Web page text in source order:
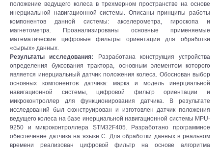
положение ведущего колеса в трехмерном пространстве на основе
инерциальной навигационной системы. Описаны принципы работы
компонентов данной системы: акселерометра, гироскопа и
магнетометра. Проанализированы основные применяемые
математические цифровые фильтры ориентации для обработки
«сырых» данных.
Результаты исследования: Разработана конструкция устройства
определения буксования трактора, основным элементом которого
является инерциальный датчик положения колеса. Обоснован выбор
основных компонентов датчика: марка и модель инерциальной
навигационной системы, цифровой фильтр ориентации и
микроконтроллер для функционирования датчика. В результате
исследований был сконструирован и изготовлен датчик положения
ведущего колеса на базе инерциальной навигационной системы MPU-
9250 и микроконтроллера STM32F405. Разработано программное
обеспечение датчика на языке C. Для обработки данных в реальном
времени реализован цифровой фильтр на основе алгоритма